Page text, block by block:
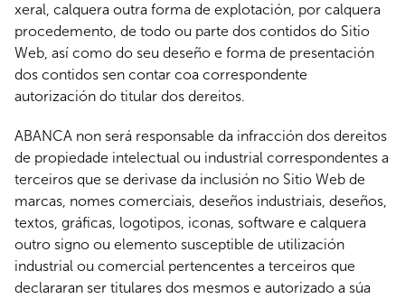
xeral, calquera outra forma de explotación, por calquera
procedemento, de todo ou parte dos contidos do Sitio
Web, así como do seu deseño e forma de presentación
dos contidos sen contar coa correspondente
autorización do titular dos dereitos.
ABANCA non será responsable da infracción dos dereitos
de propiedade intelectual ou industrial correspondentes a
terceiros que se derivase da inclusión no Sitio Web de
marcas, nomes comerciais, deseños industriais, deseños,
textos, gráficas, logotipos, iconas, software e calquera
outro signo ou elemento susceptible de utilización
industrial ou comercial pertencentes a terceiros que
declararan ser titulares dos mesmos e autorizado a súa